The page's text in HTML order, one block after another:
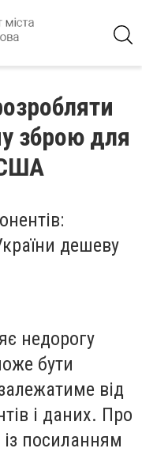
зброю для
США
дешеву
недорогу
бути
від
і даних. Про
посиланням